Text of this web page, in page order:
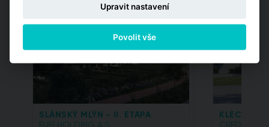
SLÁNSKÝ MLÝN - II. ETAPA
EUFI HOLDING A.S.
CREDITAS
Upravit nastavení
Povolit vše